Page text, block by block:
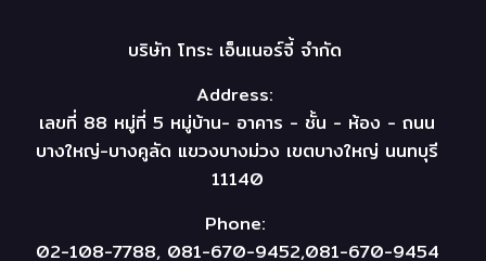
บริษัท โทระ เอ็นเนอร์จี้ จำกัด
Address:
เลขที่ 88 หมู่ที่ 5 หมู่บ้าน- อาคาร - ชั้น - ห้อง - ถนน
บางใหญ่-บางคูลัด แขวงบางม่วง เขตบางใหญ่ นนทบุรี
11140
Phone:
02-108-7788, 081-670-9452,081-670-9454